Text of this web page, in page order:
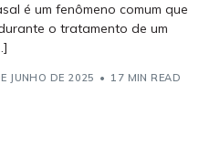
é um fenômeno comum que
o tratamento de um
JUNHO DE 2025 17 MIN READ